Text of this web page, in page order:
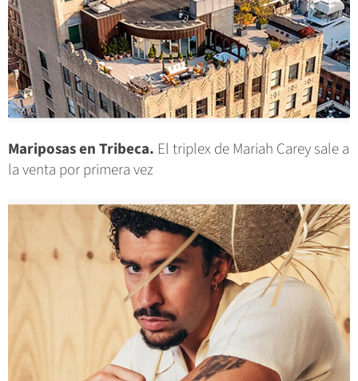
Mariposas en Tribeca. El triplex de Mariah Carey sale a
la venta por primera vez